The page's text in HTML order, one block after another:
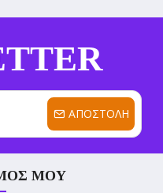
ΑΠΟΣΤΟΛΉ
ΜΟΥ